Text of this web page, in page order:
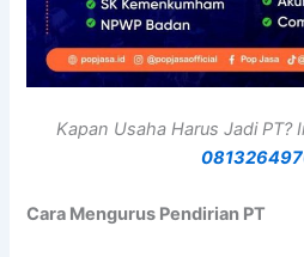
Kapan Usaha Harus Jadi PT?
Cara Mengurus Pendirian PT